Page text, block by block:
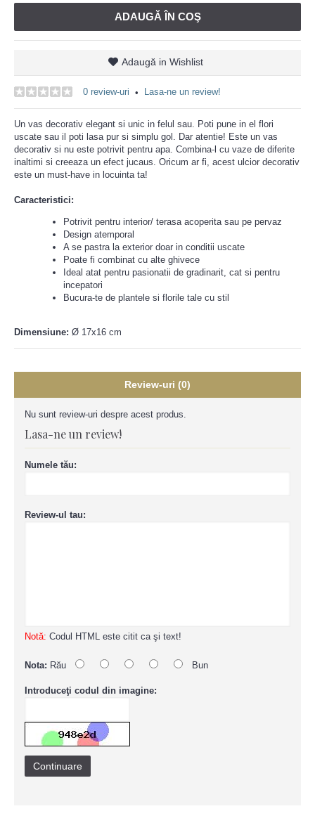
ADAUGĂ ÎN COŞ
Adaugă in Wishlist
0 review-uri • Lasa-ne un review!
Un vas decorativ elegant si unic in felul sau. Poti pune in el flori
uscate sau il poti lasa pur si simplu gol. Dar atentie! Este un vas
decorativ si nu este potrivit pentru apa. Combina-l cu vaze de diferite
inaltimi si creeaza un efect jucaus. Oricum ar fi, acest ulcior decorativ
este un must-have in locuinta ta!
Caracteristici:
Potrivit pentru interior/ terasa acoperita sau pe pervaz
Design atemporal
A se pastra la exterior doar in conditii uscate
Poate fi combinat cu alte ghivece
Ideal atat pentru pasionatii de gradinarit, cat si pentru
incepatori
Bucura-te de plantele si florile tale cu stil
Dimensiune: Ø 17x16 cm
Review-uri (0)
Nu sunt review-uri despre acest produs.
Lasa-ne un review!
Numele tău:
Review-ul tau:
Notă: Codul HTML este citit ca şi text!
Nota: Rău Bun
Introduceţi codul din imagine:
Continuare